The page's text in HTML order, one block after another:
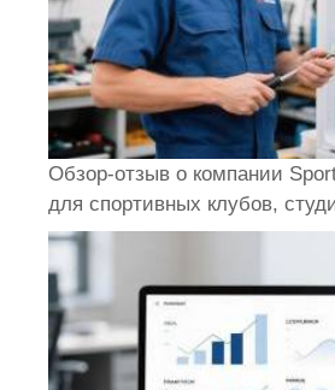
Обзор-отзыв о компании
для спортивных клубов,